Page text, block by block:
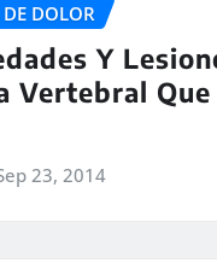
DOLOR
Y
Vertebral Que
23, 2014